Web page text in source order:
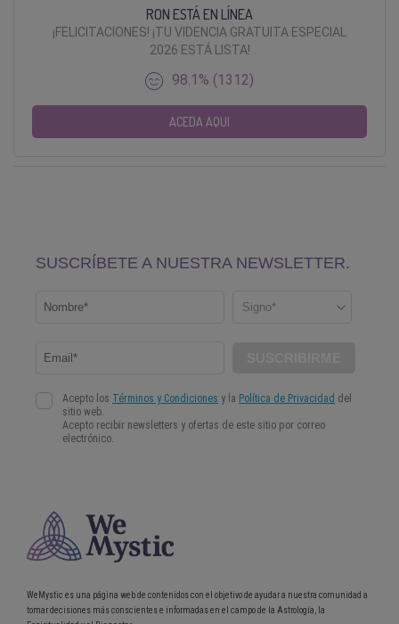
RON ESTÁ EN LÍNEA
¡FELICITACIONES! ¡TU VIDENCIA GRATUITA ESPECIAL
2026 ESTÁ LISTA!
98.1% (1312)
ACEDA AQUI
WeMystic es una página web de contenidos con el objetivo de ayudar a nuestra comunidad a
tomar decisiones más conscientes e informadas en el campo de la Astrología, la